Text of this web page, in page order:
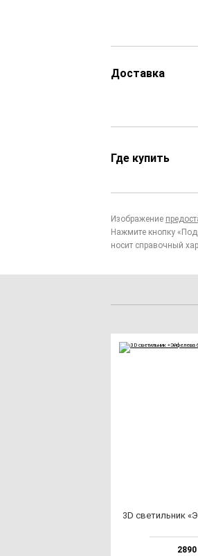
Доставка
Где купить
Изображение
Нажмите кнопку
носит справочный
3D све­тиль­ник